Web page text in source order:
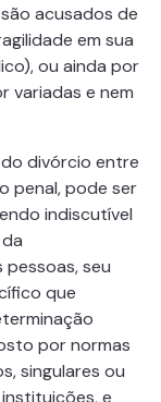
acusados de
em sua
ou ainda por
variadas e nem
do divórcio entre
penal, pode ser
indiscutível
seu
que
por normas
singulares ou
e